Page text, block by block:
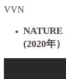
VVN
NATURE
(2020年）